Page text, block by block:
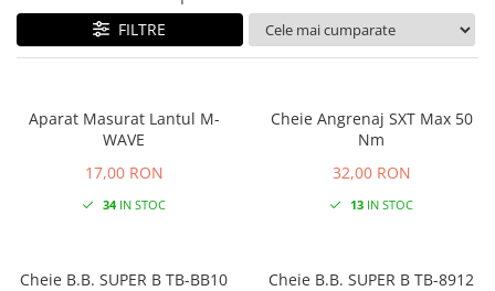
FILTRE
Aparat Masurat Lantul M-
WAVE
17,00 RON
34IN STOC
Cheie Angrenaj SXT Max 50
Nm
32,00 RON
13IN STOC
Cheie B.B. SUPER B TB-BB10
Cheie B.B. SUPER B TB-8912